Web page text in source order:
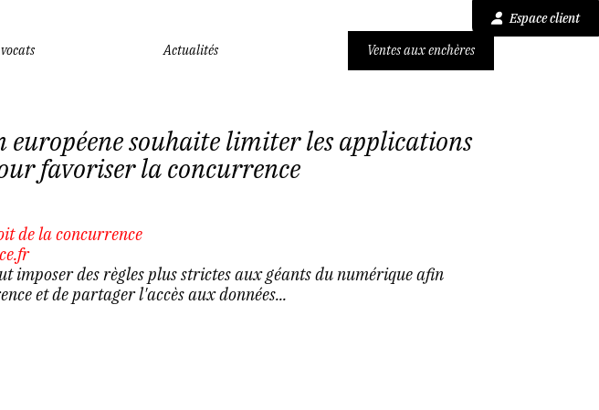
Espace client
Actualités Ventes aux enchères
européene souhaite limiter les applications
favoriser la concurrence
de la concurrence
imposer des règles plus strictes aux géants du numérique afin
et de partager l'accès aux données...